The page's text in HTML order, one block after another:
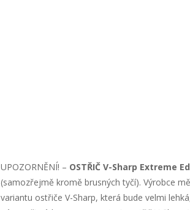
UPOZORNĚNÍ! – OSTŘIČ V-Sharp Extreme
(samozřejmě kromě brusných tyčí). Výrobce
variantu ostřiče V-Sharp, která bude velmi